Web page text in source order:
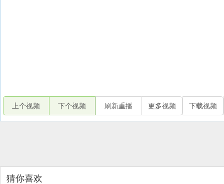
上个视频 下个视频 刷新重播 更多视频 下载视频
猜你喜欢